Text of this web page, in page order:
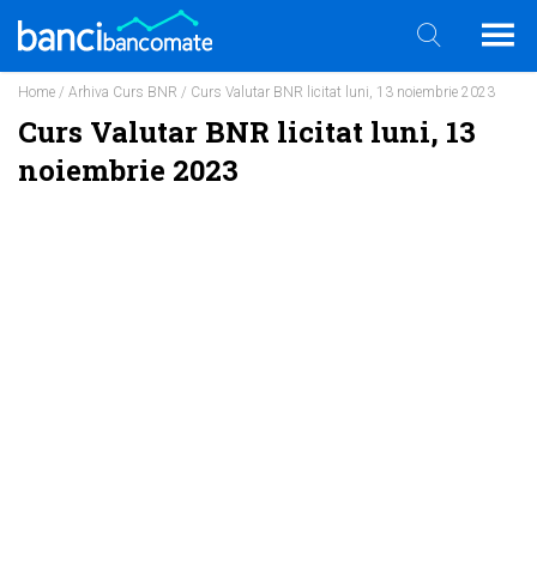
Home / Arhiva Curs BNR / Curs Valutar BNR licitat luni, 13 noiembrie 2023
Curs Valutar BNR licitat luni, 13
noiembrie 2023